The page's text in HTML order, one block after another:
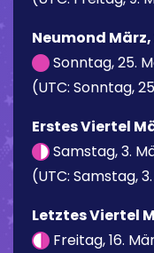
Neumond März,
Sonntag, 25.
(UTC: Sonntag,
Erstes Viertel
Samstag, 3.
(UTC: Samstag,
Letztes Viertel
Freitag, 16.